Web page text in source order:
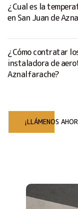
¿Cual es la
en San Juan de
¿Cómo contratar
instaladora de
Aznalfarache?
¡LLÁMENOS